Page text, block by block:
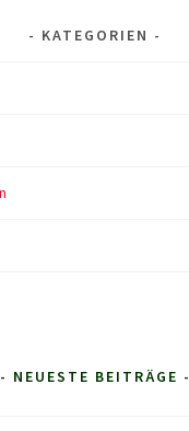
KATEGORIEN
- NEUESTE BEITRÄGE -